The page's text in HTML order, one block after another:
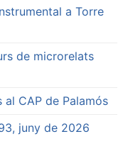
a Torre
de microrelats
al CAP de Palamós
juny de 2026